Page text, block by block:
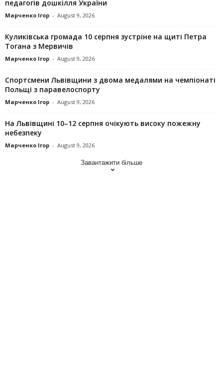
педагогів дошкілля України
Марченко Ігор - August 9, 2026
Куликівська громада 10 серпня зустріне на щиті Петра
Тогана з Мервичів
Марченко Ігор - August 9, 2026
Спортсмени Львівщини з двома медалями на чемпіонаті
Польщі з паравелоспорту
Марченко Ігор - August 9, 2026
На Львівщині 10–12 серпня очікують високу пожежну
небезпеку
Марченко Ігор - August 9, 2026
Завантажити більше